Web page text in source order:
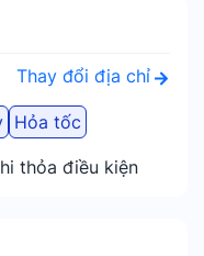
Thay đổi địa chỉ
Hỏa tốc
thỏa điều kiện